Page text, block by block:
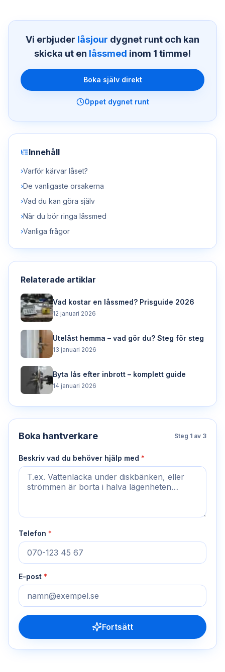
Vi erbjuder låsjour dygnet runt och kan
skicka ut en låssmed inom 1 timme!
Boka själv direkt
Öppet dygnet runt
Innehåll
›Varför kärvar låset?
›De vanligaste orsakerna
›Vad du kan göra själv
›När du bör ringa låssmed
›Vanliga frågor
Relaterade artiklar
Vad kostar en låssmed? Prisguide 2026
12 januari 2026
Utelåst hemma – vad gör du? Steg för steg
13 januari 2026
Byta lås efter inbrott – komplett guide
14 januari 2026
Boka hantverkare Steg 1 av 3
Beskriv vad du behöver hjälp med *
Telefon *
E-post *
Fortsätt